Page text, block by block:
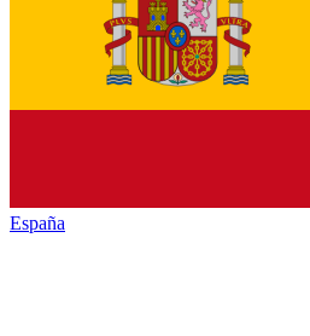
España